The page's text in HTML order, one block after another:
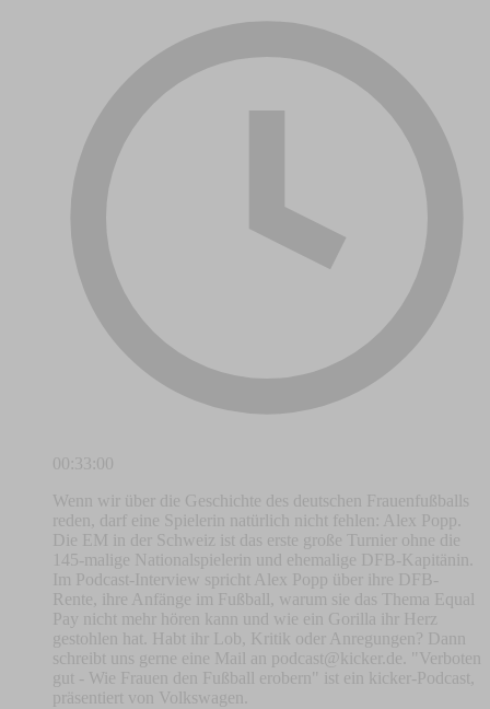
00:33:00
Wenn wir über die Geschichte des deutschen Frauenfußballs
reden, darf eine Spielerin natürlich nicht fehlen: Alex Popp.
Die EM in der Schweiz ist das erste große Turnier ohne die
145-malige Nationalspielerin und ehemalige DFB-Kapitänin.
Im Podcast-Interview spricht Alex Popp über ihre DFB-
Rente, ihre Anfänge im Fußball, warum sie das Thema Equal
Pay nicht mehr hören kann und wie ein Gorilla ihr Herz
gestohlen hat. Habt ihr Lob, Kritik oder Anregungen? Dann
schreibt uns gerne eine Mail an podcast@kicker.de . "Verboten
gut - Wie Frauen den Fußball erobern" ist ein kicker-Podcast,
präsentiert von Volkswagen.